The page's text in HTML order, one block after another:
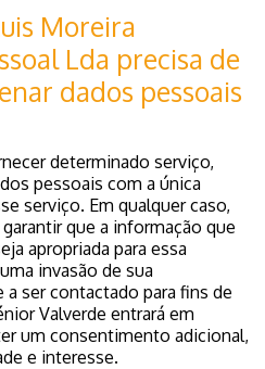
Moreira
Lda precisa de
dados pessoais
determinado serviço,
pessoais com a única
serviço. Em qualquer caso,
que a informação que
apropriada para essa
invasão de sua
ser contactado para fins de
Valverde entrará em
um consentimento adicional,
e interesse.